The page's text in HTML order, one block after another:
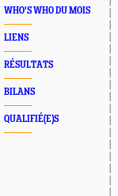
WHO'S WHO DU MOIS
LIENS
RÉSULTATS
BILANS
QUALIFIÉ(E)S